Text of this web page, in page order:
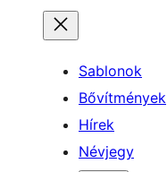
Sablonok
Bővítmények
Hírek
Névjegy